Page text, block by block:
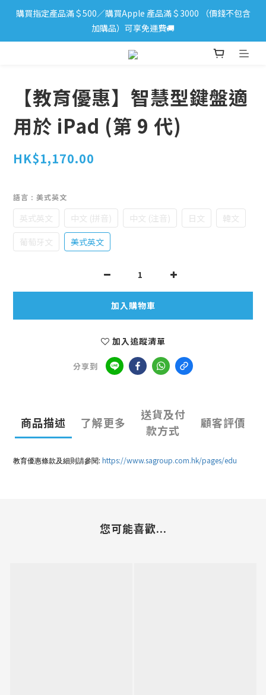
iPhone 17 系列新登場！立即訂購
購買指定產品滿＄500／購買Apple 產品滿＄3000 （價錢不包含
加購品）可享免運費🚚
iPhone 17 系列新登場！立即訂購
【教育優惠】智慧型鍵盤適
用於 iPad (第 9 代)
HK$1,170.00
語言 : 美式英文
英式英文 中文 (拼音) 中文 (注音) 日文
韓文
葡萄牙文
美式英文
加入購物車
加入追蹤清單
分享到
商品描述 了解更多
送貨及付
款方式
顧客評價
教育優惠條款及細則請參閱: https://www.sagroup.com.hk/pages/edu
您可能喜歡...